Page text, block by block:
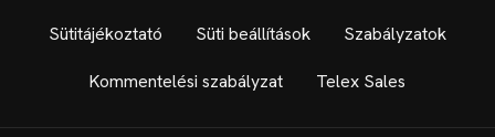
Sütitájékoztató Süti beállítások Szabályzatok
Kommentelési szabályzat Telex Sales